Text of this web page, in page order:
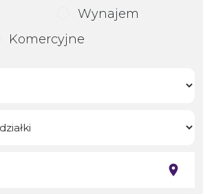
Wynajem
Komercyjne